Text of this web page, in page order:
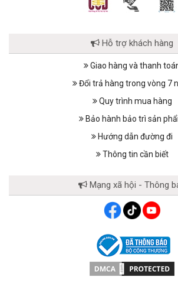
Hỗ trợ khách hàng
Giao hàng và thanh
Đổi trả hàng trong vòng 7
Quy trình mua hàng
Bảo hành bảo trì sản
Hướng dẫn đường đi
Thông tin cần biết
Mạng xã hội - Thông